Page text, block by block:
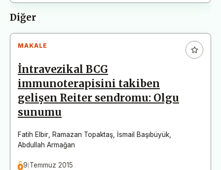
Diğer
MAKALE
İntravezikal BCG
immunoterapisini takiben
gelişen Reiter sendromu: Olgu
sunumu
Fatih Elbir Ramazan Topaktaş İsmail Başıbüyük
Abdullah Armağan
9 Temmuz 2015